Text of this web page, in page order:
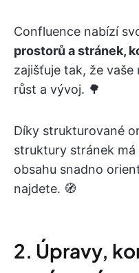
Confluence nabízí
prostorů a stránek,
zajišťuje tak, že
růst a vývoj. 🌳
Díky strukturované
struktury stránek
obsahu snadno
najdete. 🧭
2. Úpravy,